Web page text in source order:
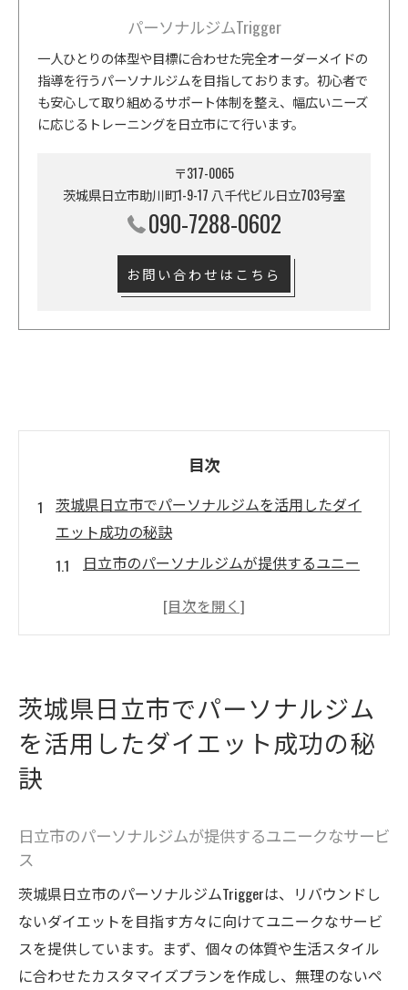
パーソナルジムTrigger
一人ひとりの体型や目標に合わせた完全オーダーメイドの
指導を行うパーソナルジムを目指しております。初心者で
も安心して取り組めるサポート体制を整え、幅広いニーズ
に応じるトレーニングを日立市にて行います。
〒317-0065
茨城県日立市助川町1-9-17 八千代ビル日立703号室
090-7288-0602
お問い合わせはこちら
目次
茨城県日立市でパーソナルジムを活用したダイ
エット成功の秘訣
日立市のパーソナルジムが提供するユニー
ダイエット目標を達成するためのステップ
ニングメニュー
顧客の声に基づく成功事例とその分析
日立市の健康コミュニティと連携したダイ
リバウンドを防ぐためのダイエット方法とパー
ソナルジムの利点
リバウンドを防ぐためのメンタルサポート
パーソナルジムが提供するモチベーション
茨城県日立市でパーソナルジム
を活用したダイエット成功の秘
訣
日立市のパーソナルジムが提供するユニークなサービ
ス
茨城県日立市のパーソナルジムTriggerは、リバウンドし
ないダイエットを目指す方々に向けてユニークなサービ
スを提供しています。まず、個々の体質や生活スタイル
に合わせたカスタマイズプランを作成し、無理のないペ